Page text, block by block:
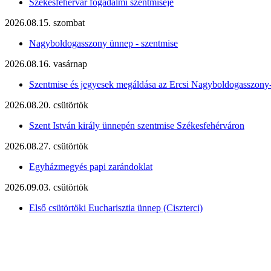
Székesfehérvár fogadalmi szentmiséje
2026.08.15. szombat
Nagyboldogasszony ünnep - szentmise
2026.08.16. vasárnap
Szentmise és jegyesek megáldása az Ercsi
2026.08.20. csütörtök
Szent István király ünnepén szentmise Székesfehérváron
2026.08.27. csütörtök
Egyházmegyés papi zarándoklat
2026.09.03. csütörtök
Első csütörtöki Eucharisztia ünnep (Ciszterci)